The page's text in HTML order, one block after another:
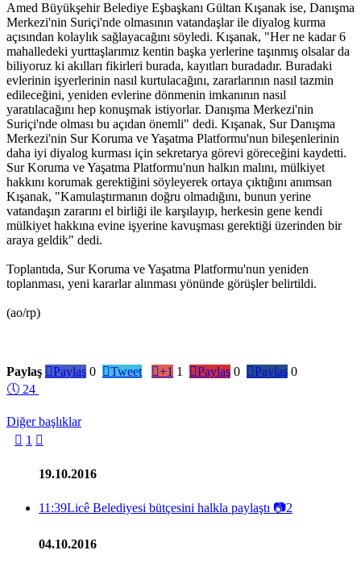
Amed Büyükşehir Belediye Eşbaşkanı Gültan Kışanak ise, Danışma
Merkezi'nin Suriçi'nde olmasının vatandaşlar ile diyalog kurma
açısından kolaylık sağlayacağını söyledi. Kışanak, "Her ne kadar 6
mahalledeki yurttaşlarımız kentin başka yerlerine taşınmış olsalar da
biliyoruz ki akılları fikirleri burada, kayıtları buradadır. Buradaki
evlerinin işyerlerinin nasıl kurtulacağını, zararlarının nasıl tazmin
edileceğini, yeniden evlerine dönmenin imkanının nasıl
yaratılacağını hep konuşmak istiyorlar. Danışma Merkezi'nin
Suriçi'nde olması bu açıdan önemli" dedi. Kışanak, Sur Danışma
Merkezi'nin Sur Koruma ve Yaşatma Platformu'nun bileşenlerinin
daha iyi diyalog kurması için sekretarya görevi göreceğini kaydetti.
Sur Koruma ve Yaşatma Platformu'nun halkın malını, mülkiyet
hakkını korumak gerektiğini söyleyerek ortaya çıktığını anımsan
Kışanak, "Kamulaştırmanın doğru olmadığını, bunun yerine
vatandaşın zararını el birliği ile karşılayıp, herkesin gene kendi
mülkiyet hakkına evine işyerine kavuşması gerektiği üzerinden bir
araya geldik" dedi.
Toplantıda, Sur Koruma ve Yaşatma Platformu'nun yeniden
toplanması, yeni kararlar alınması yönünde görüşler belirtildi.
(ao/rp)
Paylaş Paylaş 0 Tweet +1 1 Paylaş 0 Paylaş 0
🕔 24
Diğer başlıklar
 1 
19.10.2016
11:39Licê Belediyesi bütçesini halkla paylaştı 📷2
04.10.2016